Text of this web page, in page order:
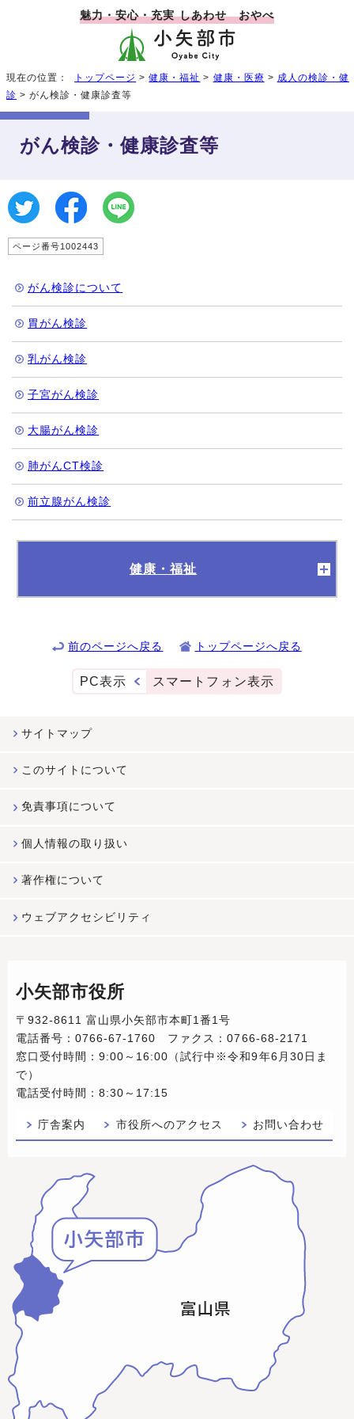
魅力・安心・充実 しあわせ おやべ
現在の位置： トップページ >健康・福祉 > 健康・医療 > 成人の検診・健
診 > がん検診・健康診査等
がん検診・健康診査等
ページ番号1002443
がん検診について
胃がん検診
乳がん検診
子宮がん検診
大腸がん検診
肺がんCT検診
前立腺がん検診
健康・福祉
前のページへ戻る トップページへ戻る
PC表示 スマートフォン表示
サイトマップ
このサイトについて
免責事項について
個人情報の取り扱い
著作権について
ウェブアクセシビリティ
小矢部市役所
〒932-8611 富山県小矢部市本町1番1号
電話番号：0766-67-1760 ファクス：0766-68-2171
窓口受付時間：9:00～16:00（試行中※令和9年6月30日ま
で）
電話受付時間：8:30～17:15
庁舎案内 市役所へのアクセス お問い合わせ